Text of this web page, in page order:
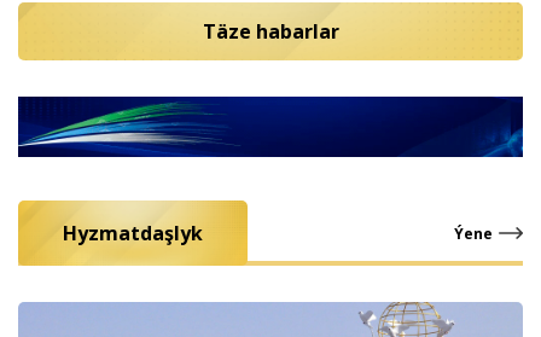
Täze habarlar
Hyzmatdaşlyk Ýene